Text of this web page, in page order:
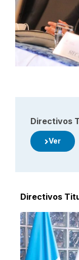
Directivos
Ver
Directivos